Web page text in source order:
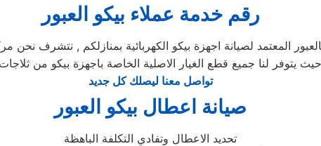
رقم خدمة عملاء بيكو العبور
المعتمد لصيانة اجهزة بيكو الكهربائية بمنازلكم , نتشرف نحن
حيث يتوفر لنا جميع قطع الغيار الاصلية الخاصة باجهزة بيكو من
تواصل معنا ليصلك كل جديد
صيانة اعطال بيكو العبور
تحديد الاعطال وتفادي التكلفة الباهظة